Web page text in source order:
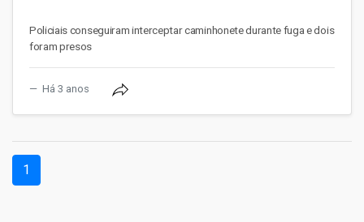
Policiais conseguiram interceptar caminhonete durante fuga e dois
foram presos
Há 3 anos
1